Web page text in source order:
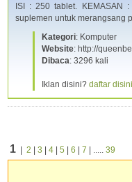
ISI : 250 tablet. KEMASAN
suplemen untuk merangsang
Kategori: Komputer
Website: http://
Dibaca: 3296 kali
Iklan disini? daftar
1 2 3 4 5 6 7 | ..... 39